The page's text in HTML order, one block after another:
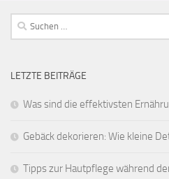
Suchen
nach:
LETZTE BEITRÄGE
Was sind die effektivsten
Gebäck dekorieren: Wie kleine
Tipps zur Hautpflege während